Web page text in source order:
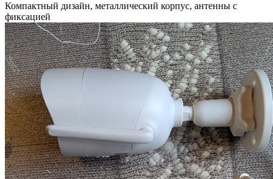
Компактный дизайн, металлический корпус, антенны с
фиксацией